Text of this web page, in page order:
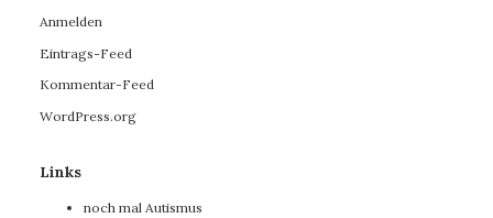
Anmelden
Eintrags-Feed
Kommentar-Feed
WordPress.org
Links
noch mal Autismus